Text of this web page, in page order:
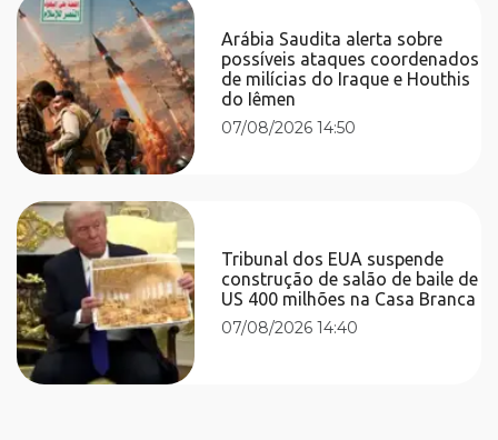
Arábia Saudita alerta sobre
possíveis ataques coordenados
de milícias do Iraque e Houthis
do Iêmen
07/08/2026 14:50
Tribunal dos EUA suspende
construção de salão de baile de
US 400 milhões na Casa Branca
07/08/2026 14:40